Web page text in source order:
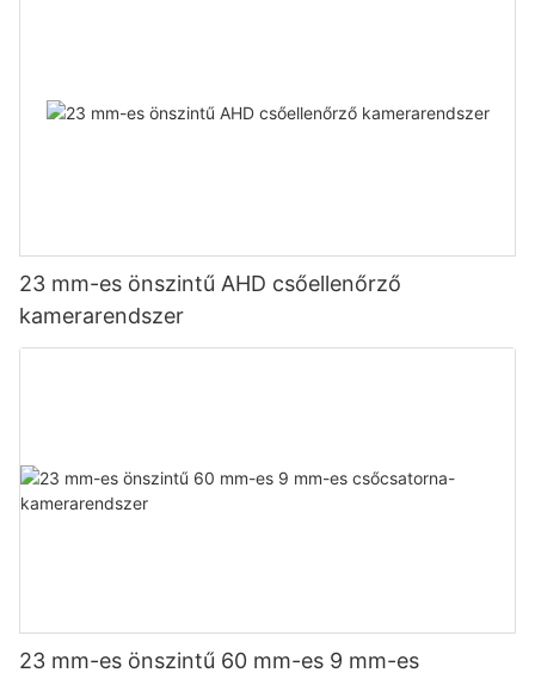
23 mm-es önszintű AHD csőellenőrző
kamerarendszer
23 mm-es önszintű 60 mm-es 9 mm-es